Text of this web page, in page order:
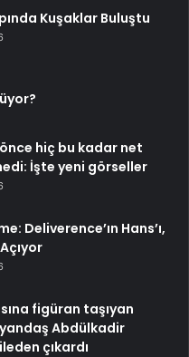
Kuşaklar Buluştu
hiç bu kadar net
İşte yeni görseller
Deliverence’ın Hans’ı,
figüran taşıyan
Abdülkadir
çıkardı